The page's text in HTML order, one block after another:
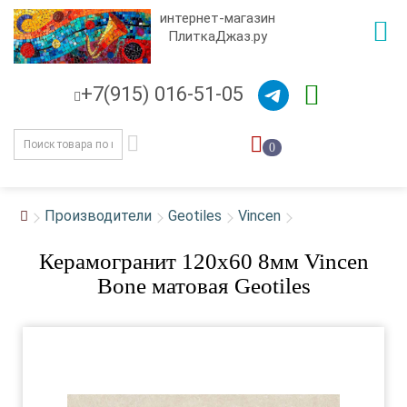
интернет-магазин
ПлиткаДжаз.ру
+7(915) 016-51-05
0
Производители Geotiles Vincen
Керамогранит 120x60 8мм Vincen
Bone матовая Geotiles